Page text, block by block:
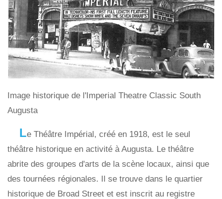
Image historique de l'Imperial Theatre Classic South
Augusta
Le Théâtre Impérial, créé en 1918, est le seul
théâtre historique en activité à Augusta. Le théâtre
abrite des groupes d'arts de la scène locaux, ainsi que
des tournées régionales. Il se trouve dans le quartier
historique de Broad Street et est inscrit au registre